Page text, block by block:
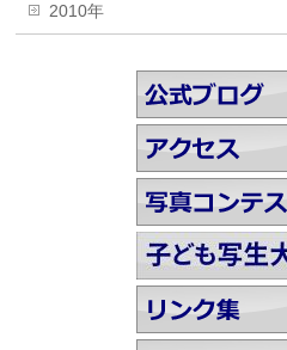
2010年